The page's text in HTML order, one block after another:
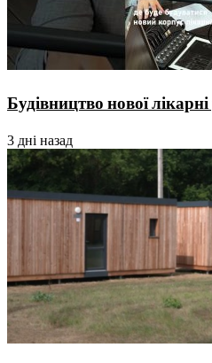
Будівництво нової
3 дні назад